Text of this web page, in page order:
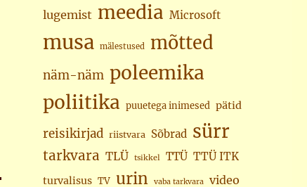
lugemist meedia Microsoft
musa mälestused mõtted
näm-näm poleemika
poliitika puuetega inimesed pätid
reisikirjad riistvara Sõbrad sürr
tarkvara TLÜ tsikkel TTÜ TTÜ ITK
turvalisus TV urin vaba tarkvara video